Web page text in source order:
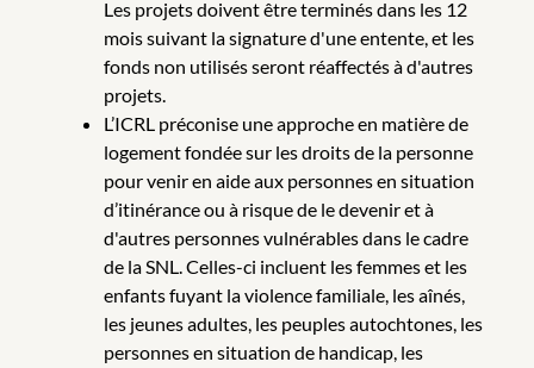
Les projets doivent être terminés dans les 12
mois suivant la signature d'une entente, et les
fonds non utilisés seront réaffectés à d'autres
projets.
L’ICRL préconise une approche en matière de
logement fondée sur les droits de la personne
pour venir en aide aux personnes en situation
d’itinérance ou à risque de le devenir et à
d'autres personnes vulnérables dans le cadre
de la SNL. Celles-ci incluent les femmes et les
enfants fuyant la violence familiale, les aînés,
les jeunes adultes, les peuples autochtones, les
personnes en situation de handicap, les